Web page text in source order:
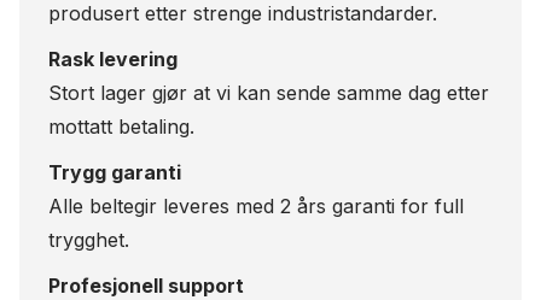
produsert etter strenge industristandarder.
Rask levering
Stort lager gjør at vi kan sende samme dag etter
mottatt betaling.
Trygg garanti
Alle beltegir leveres med 2 års garanti for full
trygghet.
Profesjonell support